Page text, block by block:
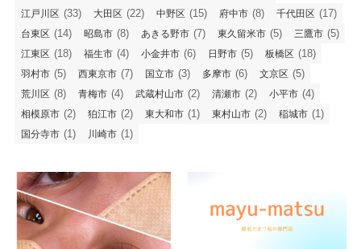
江戸川区 (33) 大田区 (22) 中野区 (15) 府中市 (8) 千代田区 (17)
台東区 (14) 昭島市 (8) あきる野市 (7) 東久留米市 (5) 三鷹市 (5)
江東区 (18) 福生市 (4) 小金井市 (6) 日野市 (5) 板橋区 (18)
羽村市 (5) 西東京市 (7) 国立市 (3) 多摩市 (6) 文京区 (5)
荒川区 (8) 青梅市 (4) 武蔵村山市 (2) 清瀬市 (2) 小平市 (4)
相模原市 (2) 狛江市 (2) 東大和市 (1) 東村山市 (2) 稲城市 (1)
国分寺市 (1) 川崎市 (1)